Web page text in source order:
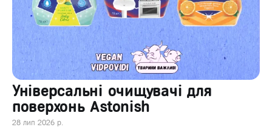
Універсальні очищувачі для
поверхонь Astonish
28 лип 2026 р.